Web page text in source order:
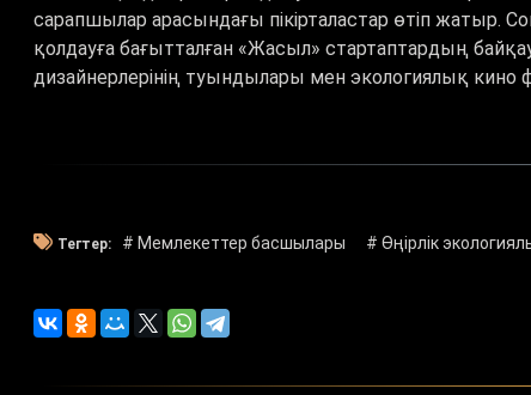
сарапшылар арасындағы пікірталастар өтіп жатыр.
қолдауға бағытталған «Жасыл» стартаптардың
дизайнерлерінің туындылары мен экологиялық кино
Тегтер: # Мемлекеттер басшылары # Өңірлік